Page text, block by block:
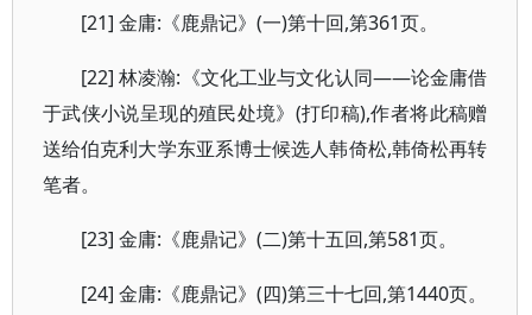
[21] 金庸:《鹿鼎记》(一)第十回,第361页。
[22] 林凌瀚:《文化工业与文化认同——论金庸借
于武侠小说呈现的殖民处境》(打印稿),作者将此稿赠
送给伯克利大学东亚系博士候选人韩倚松,韩倚松再转
笔者。
[23] 金庸:《鹿鼎记》(二)第十五回,第581页。
[24] 金庸:《鹿鼎记》(四)第三十七回,第1440页。